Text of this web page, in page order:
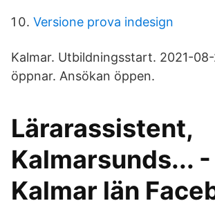
Versione prova indesign
Kalmar. Utbildningsstart. 2021-
öppnar. Ansökan öppen.
Lärarassistent,
Kalmarsunds...
Kalmar län